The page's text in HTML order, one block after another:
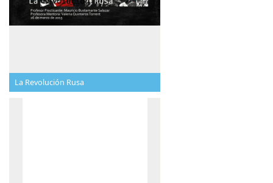
La Revolución Rusa